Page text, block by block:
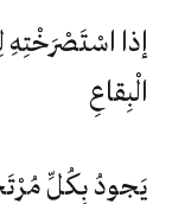
إذا
الْبِقاعِ
يَجودُ بِكُلِّ